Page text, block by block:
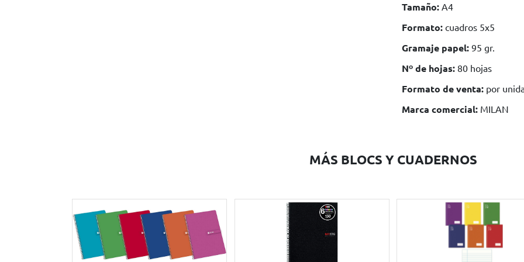
Tamaño: A4
Formato: cuadros 5x5
Gramaje papel: 95 gr.
Nº de hojas: 80 hojas
Formato de venta: por
Marca comercial: MILAN
MÁS BLOCS Y CUADERNOS